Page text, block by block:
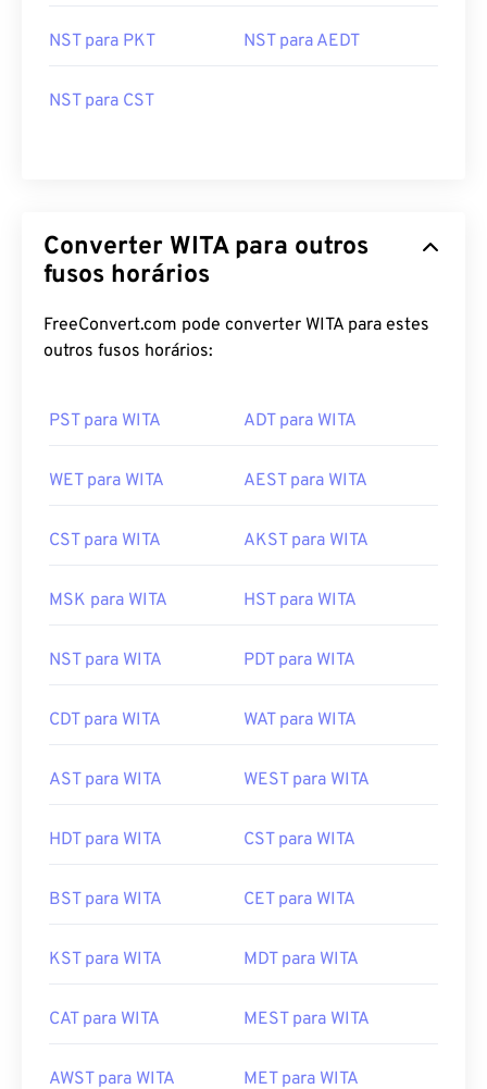
NST para PKT NST para AEDT
NST para CST
Converter WITA para outros
fusos horários
FreeConvert.com pode converter WITA para estes
outros fusos horários:
PST para WITA ADT para WITA
WET para WITA AEST para WITA
CST para WITA AKST para WITA
MSK para WITA HST para WITA
NST para WITA PDT para WITA
CDT para WITA WAT para WITA
AST para WITA WEST para WITA
HDT para WITA CST para WITA
BST para WITA CET para WITA
KST para WITA MDT para WITA
CAT para WITA MEST para WITA
AWST para WITA MET para WITA